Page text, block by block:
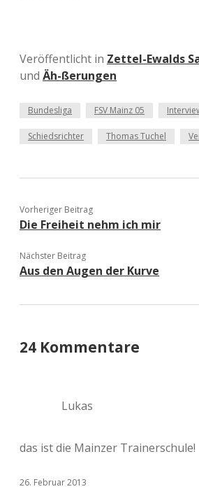
Veröffentlicht in Zettel-Ewalds
und Äh-ßerungen
Bundesliga FSV Mainz 05
Schiedsrichter Thomas Tuchel
Vorheriger Beitrag
Die Freiheit nehm ich mir
Nächster Beitrag
Aus den Augen der Kurve
24 Kommentare
Lukas
das ist die Mainzer Trainerschule!
26. Februar 2013